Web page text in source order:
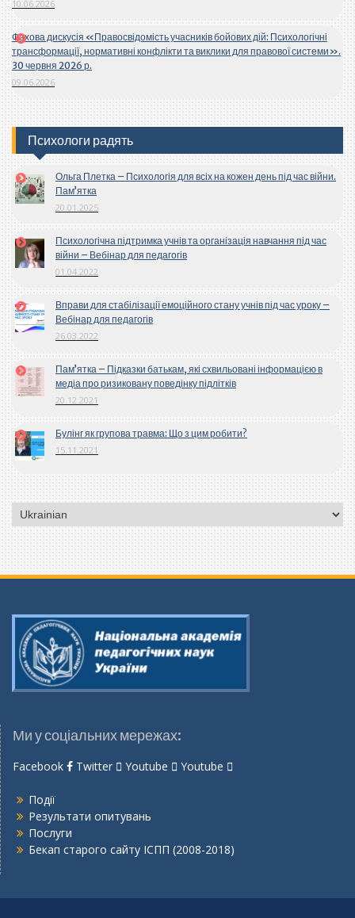
10.06.2026
Фахова дискусія «Правосвідомість учасників бойових дій: Психологічні
трансформації, нормативні конфлікти та виклики для правової системи».
30 червня 2026 р.
09.06.2026
Психологи радять
Ольга Плетка – Психологія для всіх на кожен день під час війни.
Пам’ятка
20.01.2025
Психологічна підтримка учнів та організація навчання під час
війни – Вебінар для педагогів
01.04.2022
Вправи для стабілізації емоційного стану учнів під час уроку –
Вебінар для педагогів
26.03.2022
Пам’ятка – Підказки батькам, які схвильовані інформацією в
медіа про ризиковану поведінку підлітків
20.12.2021
Булінг як групова травма: Що з цим робити?
15.11.2021
Вибрати
мову
Ми у соціальних мережах:
Facebook Twitter Youtube Youtube
Події
Результати опитувань
Послуги
Бекап старого сайту ІСПП (2008-2018)